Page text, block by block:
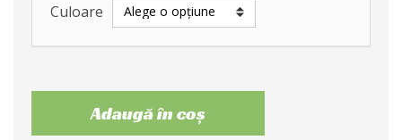
Culoare
Adaugă în coș